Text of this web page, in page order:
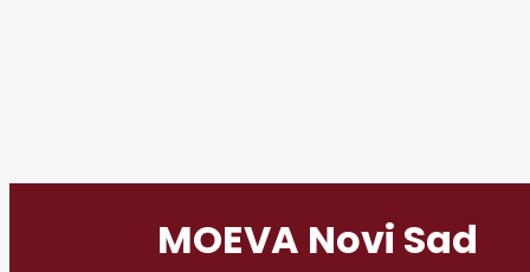
MOEVA Novi Sad